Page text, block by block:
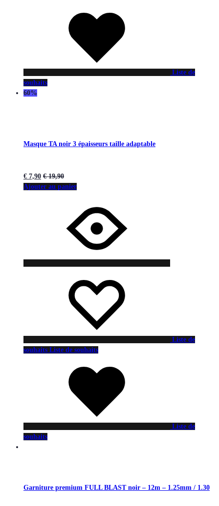
Liste de
souhaits
60%
Masque TA noir 3 épaisseurs taille adaptable
€ 7,90 €19,90
Ajouter au panier
Liste de
souhaits Liste de souhaits
Liste de
souhaits
Garniture premium FULL BLAST noir – 12m – 1.25mm / 1.30